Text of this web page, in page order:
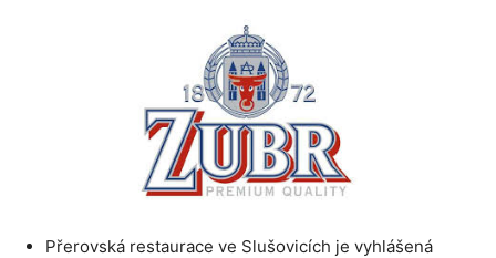
Přerovská restaurace ve Slušovicích je vyhlášená